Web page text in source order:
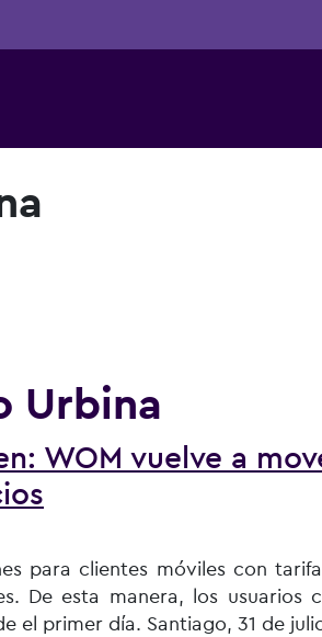
Urbina
WOM vuelve a
para clientes móviles con
De esta manera, los usuarios
el primer día. Santiago, 31 de